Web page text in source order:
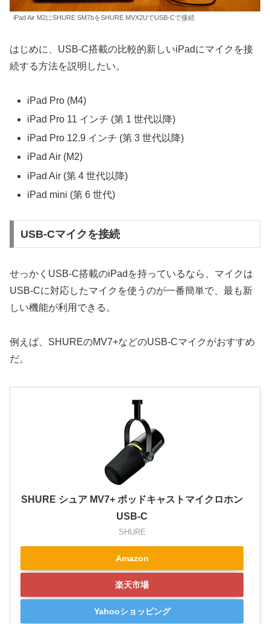
iPad Air M2にSHURE SM7bをSHURE MVX2UでUSB-Cで接続
はじめに、USB-C搭載の比較的新しいiPadにマイクを接
続する方法を説明したい。
iPad Pro (M4)
iPad Pro 11 インチ (第 1 世代以降)
iPad Pro 12.9 インチ (第 3 世代以降)
iPad Air (M2)
iPad Air (第 4 世代以降)
iPad mini (第 6 世代)
USB-Cマイクを接続
せっかくUSB-C搭載のiPadを持っているなら、マイクは
USB-Cに対応したマイクを使うのが一番簡単で、最も新
しい機能が利用できる。
例えば、SHUREのMV7+などのUSB-Cマイクがおすすめ
だ。
SHURE シュア MV7+ ポッドキャストマイクロホン
USB-C
SHURE
Amazon
楽天市場
Yahooショッピング